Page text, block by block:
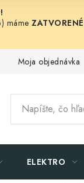
máme ZATVORENÉ
Moja objednávka
ELEKTRO